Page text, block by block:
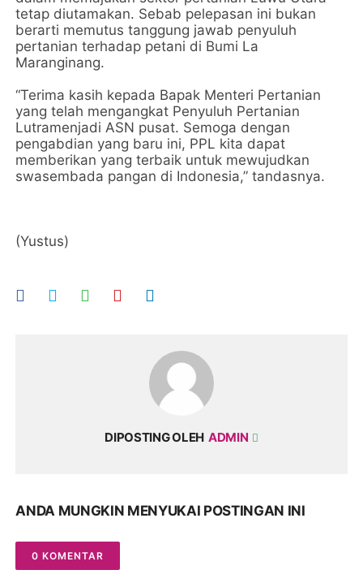
tetap diutamakan. Sebab pelepasan ini bukan
berarti memutus tanggung jawab penyuluh
pertanian terhadap petani di Bumi La
Maranginang.
“Terima kasih kepada Bapak Menteri Pertanian
yang telah mengangkat Penyuluh Pertanian
Lutramenjadi ASN pusat. Semoga dengan
pengabdian yang baru ini, PPL kita dapat
memberikan yang terbaik untuk mewujudkan
swasembada pangan di Indonesia,” tandasnya.
(Yustus)
DIPOSTING OLEH ADMIN
ANDA MUNGKIN MENYUKAI POSTINGAN INI
0 KOMENTAR